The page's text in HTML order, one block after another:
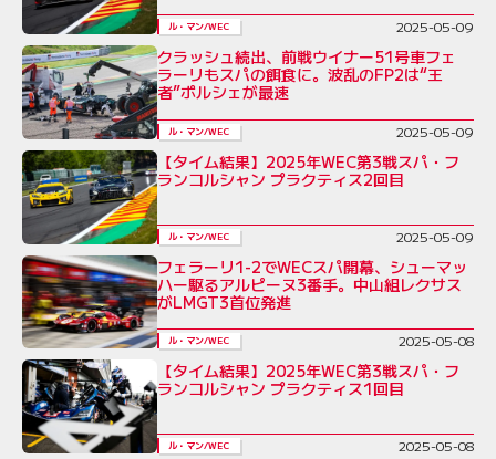
ル・マン/WEC 2025-05-09
クラッシュ続出、前戦ウイナー51号車フェ
ラーリもスパの餌食に。波乱のFP2は“王
者”ポルシェが最速
ル・マン/WEC 2025-05-09
【タイム結果】2025年WEC第3戦スパ・フ
ランコルシャン プラクティス2回目
ル・マン/WEC 2025-05-09
フェラーリ1-2でWECスパ開幕、シューマッ
ハー駆るアルピーヌ3番手。中山組レクサス
がLMGT3首位発進
ル・マン/WEC 2025-05-08
【タイム結果】2025年WEC第3戦スパ・フ
ランコルシャン プラクティス1回目
ル・マン/WEC 2025-05-08